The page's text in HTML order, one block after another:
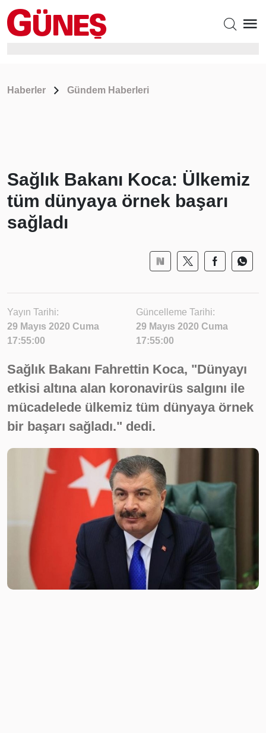
Haberler Gündem Haberleri
Sağlık Bakanı Koca: Ülkemiz
tüm dünyaya örnek başarı
sağladı
Yayın Tarihi:
29 Mayıs 2020 Cuma
17:55:00
Güncelleme Tarihi:
29 Mayıs 2020 Cuma
17:55:00
Sağlık Bakanı Fahrettin Koca, "Dünyayı
etkisi altına alan koronavirüs salgını ile
mücadelede ülkemiz tüm dünyaya örnek
bir başarı sağladı." dedi.